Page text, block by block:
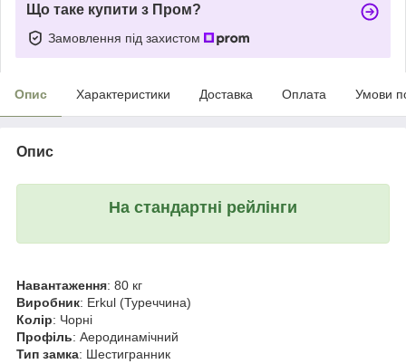
Що таке купити з Пром?
Замовлення під захистом
Опис Характеристики Доставка Оплата Умови
Опис
На стандартні рейлінги
Навантаження: 80 кг
Виробник: Erkul (Туреччина)
Колір: Чорні
Профіль: Аеродинамічний
Тип замка: Шестигранник